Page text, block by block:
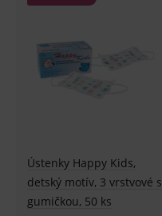
Ústenky Happy Kids,
detský motív, 3 vrstvové s
gumičkou, 50 ks